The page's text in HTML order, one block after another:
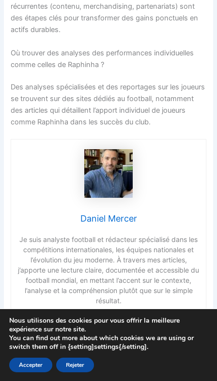
récurrentes (contenu, merchandising, partenariats) sont
des étapes clés pour transformer des gains ponctuels en
actifs durables.
Où trouver des analyses des performances individuelles
comme celles de Raphinha ?
Des analyses spécialisées et des reportages sur les joueurs
se trouvent sur des sites dédiés au football, notamment
des articles qui détaillent l’apport individuel de joueurs
comme Raphinha dans les succès du club.
Daniel Mercer
Je suis analyste football et rédacteur spécialisé dans les
compétitions internationales, les équipes nationales et
l’évolution du jeu moderne. À travers mes articles,
j’apporte une lecture claire, documentée et accessible du
football mondial, en mettant l’accent sur le contexte,
l’analyse et la compréhension plutôt que sur le simple
résultat.
PRÉCÉDENT SUIVANT
Nous utilisons des cookies pour vous offrir la meilleure
expérience sur notre site.
You can find out more about which cookies we are using or
switch them off in {setting]settings{/setting].
Accepter Rejeter